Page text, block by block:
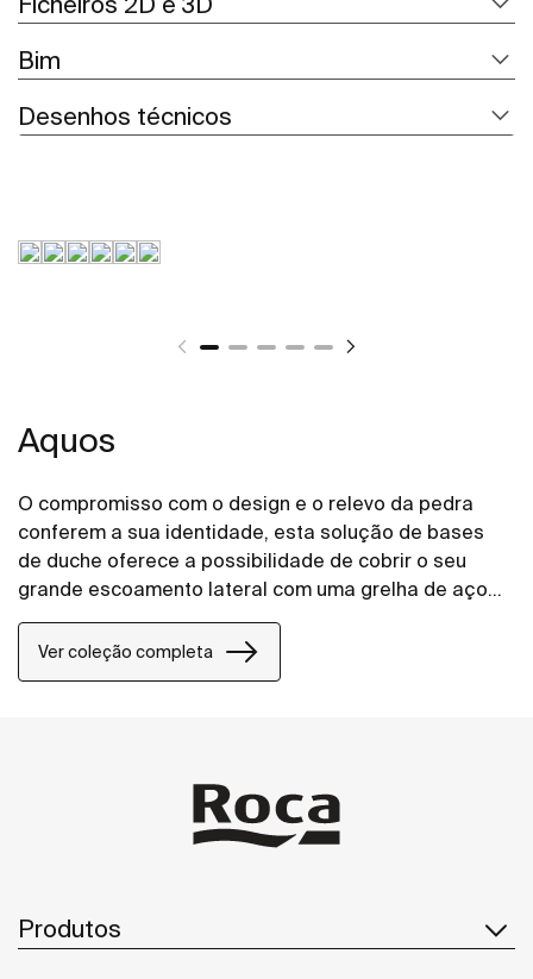
Bim
Desenhos técnicos
Aquos
O compromisso com o design e o relevo da pedra
conferem a sua identidade, esta solução de bases
de duche oferece a possibilidade de cobrir o seu
grande escoamento lateral com uma grelha de aço
inoxidável ou com uma tampa feita de STONEX® com
o mesmo acabamento da base de duche.
Ver coleção completa
Produtos